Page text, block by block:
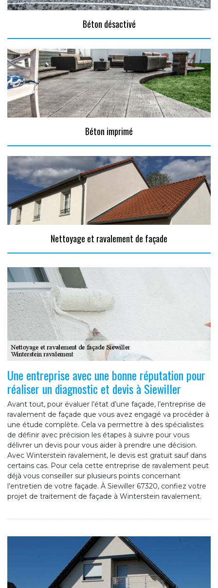
Béton désactivé
Béton imprimé
Nettoyage et ravalement de façade
Une entreprise avec une bonne réputation pour
réaliser un diagnostic et devis à Siewiller
Avant tout, pour évaluer l’état d’une façade, l’entreprise de
ravalement de façade que vous avez engagé va procéder à
une étude complète. Cela va permettre à des spécialistes
de définir avec précision les étapes à suivre pour vous
délivrer un devis pour vous aider à prendre une décision.
Avec Winterstein ravalement, le devis est gratuit sauf dans
certains cas. Pour cela cette entreprise de ravalement peut
déjà vous conseiller sur plusieurs points concernant
l’entretien de votre façade. À Siewiller 67320, confiez votre
projet de traitement de façade à Winterstein ravalement.